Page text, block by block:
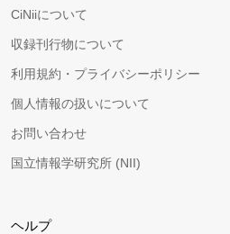
CiNiiについて
収録刊行物について
利用規約・プライバシーポリシー
個人情報の扱いについて
お問い合わせ
国立情報学研究所 (NII)
ヘルプ